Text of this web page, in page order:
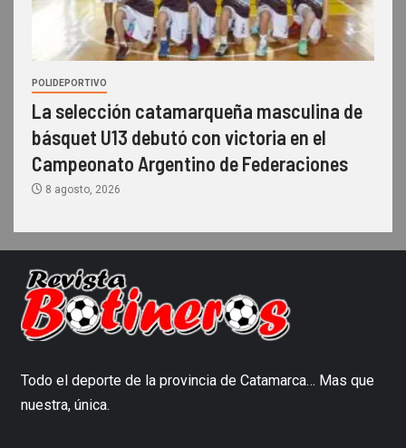
POLIDEPORTIVO
La selección catamarqueña masculina de
básquet U13 debutó con victoria en el
Campeonato Argentino de Federaciones
8 agosto, 2026
Todo el deporte de la provincia de Catamarca… Mas que
nuestra, única.